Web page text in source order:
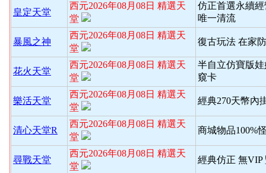
皇定天堂
西元2026年08月08日 精選天
堂
仿正首選永續
唯一清流
暴風之神
西元2026年08月08日 精選天
堂
復古玩法 在家
花火天堂
西元2026年08月08日 精選天
堂
半自立仿寶版
窺卡
樂活天堂
西元2026年08月08日 精選天
堂
經典270天幣內
清心天堂R
西元2026年08月08日 精選天
堂
商城物品100%
尋戰天堂
西元2026年08月08日 精選天
堂
經典仿正 無VIP